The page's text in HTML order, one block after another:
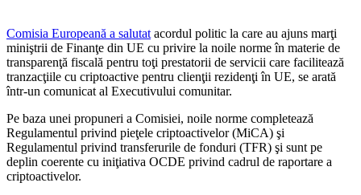
Comisia Europeană a salutat acordul politic la care au ajuns marţi
miniştrii de Finanţe din UE cu privire la noile norme în materie de
transparenţă fiscală pentru toţi prestatorii de servicii care facilitează
tranzacţiile cu criptoactive pentru clienţii rezidenţi în UE, se arată
într-un comunicat al Executivului comunitar.
Pe baza unei propuneri a Comisiei, noile norme completează
Regulamentul privind pieţele criptoactivelor (MiCA) şi
Regulamentul privind transferurile de fonduri (TFR) şi sunt pe
deplin coerente cu iniţiativa OCDE privind cadrul de raportare a
criptoactivelor.